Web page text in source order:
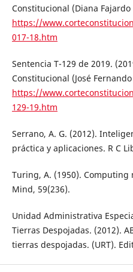
Constitucional (Diana Fajardo
https://
017-18.htm
Sentencia T-129 de 2019.
Constitucional (José
https://
129-19.htm
Serrano, A. G. (2012).
práctica y aplicaciones. R C
Turing, A. (1950).
Mind, 59(236).
Unidad Administrativa
Tierras Despojadas. (2012).
tierras despojadas. (URT).